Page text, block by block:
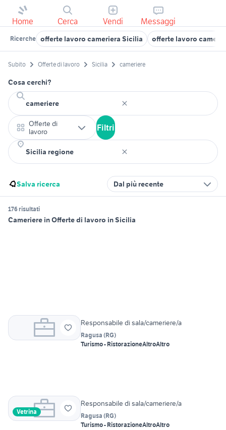
Home Cerca Vendi Messaggi
Ricerche offerte lavoro cameriera Sicilia offerte lavoro
Subito Offerte di lavoro Sicilia cameriere
Cosa cerchi?
Offerte di
lavoro
Filtri
Salva ricerca Dal più recente
176 risultati
Cameriere in Offerte di lavoro in Sicilia
Responsabile di sala/cameriere/a
Ragusa (RG)
Turismo - RistorazioneAltroAltro
Vetrina
Responsabile di sala/cameriere/a
Ragusa (RG)
Turismo - RistorazioneAltroAltro